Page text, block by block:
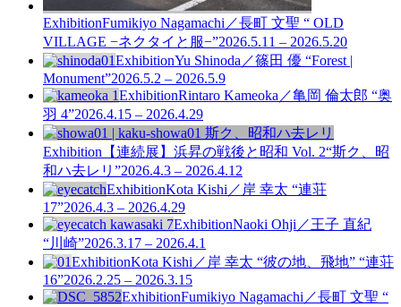
ExhibitionFumikiyo Nagamachi／長町 文聖 “ OLD
VILLAGE −ネクタイと服−”2026.5.11 – 2026.5.20
ExhibitionYu Shinoda／篠田 優 “Forest |
Monument”2026.5.2 – 2026.5.9
ExhibitionRintaro Kameoka／亀岡 倫太郎 “奥
羽 4”2026.4.15 – 2026.4.29
Exhibition 【連続展】浜昇の戦後と昭和 Vol. 2“斯ク、昭
和ハ去レリ”2026.4.3 – 2026.4.12
ExhibitionKota Kishi／岸 幸太 “連荘
17”2026.4.3 – 2026.4.29
ExhibitionNaoki Ohji／王子 直紀
“川崎”2026.3.17 – 2026.4.1
ExhibitionKota Kishi／岸 幸太 “彼の地、飛地” “連荘
16”2026.2.25 – 2026.3.15
ExhibitionFumikiyo Nagamachi／長町 文聖 “